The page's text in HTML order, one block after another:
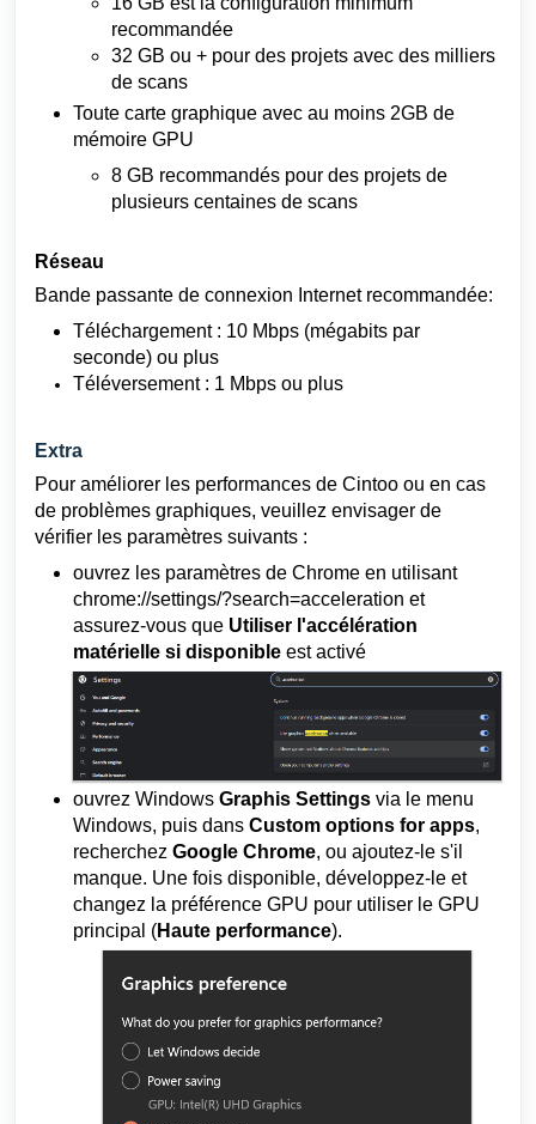
recommandée
32 GB ou + pour des projets avec des milliers
de scans
Toute carte graphique avec au moins 2GB de
mémoire GPU
8 GB recommandés pour des projets de
plusieurs centaines de scans
Réseau
Bande passante de connexion Internet recommandée:
Téléchargement : 10 Mbps (mégabits par
seconde) ou plus
Téléversement : 1 Mbps ou plus
Extra
Pour améliorer les performances de Cintoo ou en cas
de problèmes graphiques, veuillez envisager de
vérifier les paramètres suivants :
ouvrez les paramètres de Chrome en utilisant
chrome://settings/?search=acceleration et
assurez-vous que Utiliser l'accélération
matérielle si disponible est activé
ouvrez Windows Graphis Settings via le menu
Windows, puis dans Custom options for apps,
recherchez Google Chrome, ou ajoutez-le s'il
manque. Une fois disponible, développez-le et
changez la préférence GPU pour utiliser le GPU
principal (Haute performance).